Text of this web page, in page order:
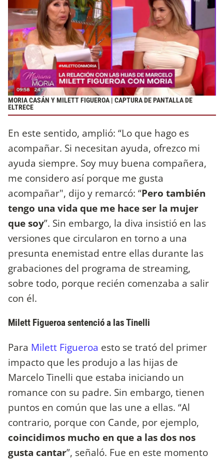
MORIA CASÁN Y MILETT FIGUEROA | CAPTURA DE PANTALLA DE
ELTRECE
En este sentido, amplió: “Lo que hago es
acompañar. Si necesitan ayuda, ofrezco mi
ayuda siempre. Soy muy buena compañera,
me considero así porque me gusta
acompañar", dijo y remarcó: “Pero también
tengo una vida que me hace ser la mujer
que soy”. Sin embargo, la diva insistió en las
versiones que circularon en torno a una
presunta enemistad entre ellas durante las
grabaciones del programa de streaming,
sobre todo, porque recién comenzaba a salir
con él.
Milett Figueroa sentenció a las Tinelli
Para Milett Figueroa esto se trató del primer
impacto que les produjo a las hijas de
Marcelo Tinelli que estaba iniciando un
romance con su padre. Sin embargo, tienen
puntos en común que las une a ellas. “Al
contrario, porque con Cande, por ejemplo,
coincidimos mucho en que a las dos nos
gusta cantar”, señaló. Fue en este momento